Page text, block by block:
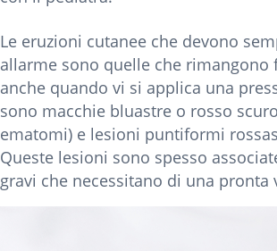
Le eruzioni cutanee che devono
allarme sono quelle che rimangono
anche quando vi si applica una
sono macchie bluastre o rosso
ematomi) e lesioni puntiformi
Queste lesioni sono spesso
gravi che necessitano di una pronta